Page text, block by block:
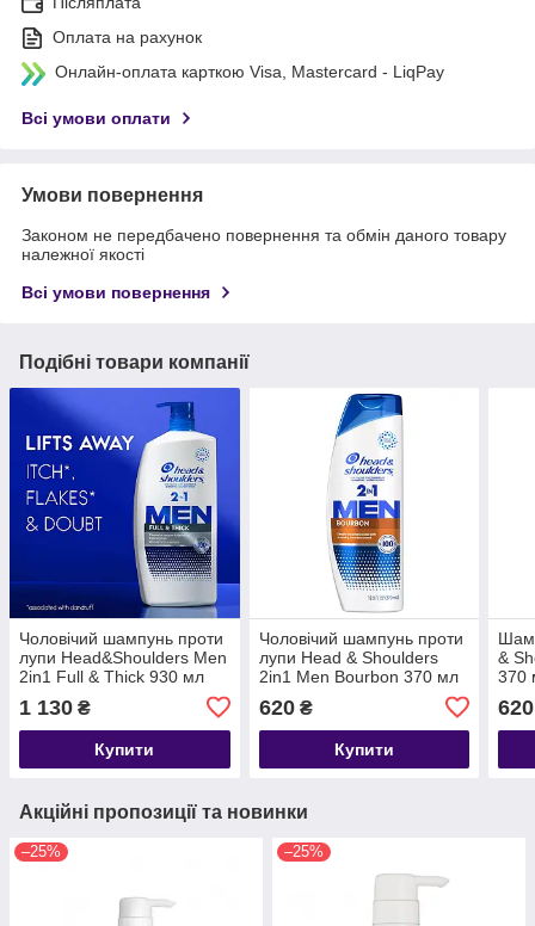
Оплата на рахунок
Онлайн-оплата карткою Visa, Mastercard - LiqPay
Всі умови оплати
Умови повернення
Законом не передбачено повернення та обмін даного товару
належної якості
Всі умови повернення
Подібні товари компанії
Чоловічий шампунь проти
лупи Head&Shoulders Men
2in1 Full & Thick 930 мл
1 130 ₴
Купити
Чоловічий шампунь проти
лупи Head & Shoulders
2in1 Men Bourbon 370 мл
620₴
Купити
&
370
620
Акційні пропозиції та новинки
–25% –25%